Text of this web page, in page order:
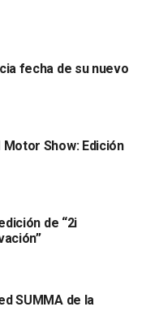
fecha de su nuevo
Motor Show: Edición
de “2i
SUMMA de la